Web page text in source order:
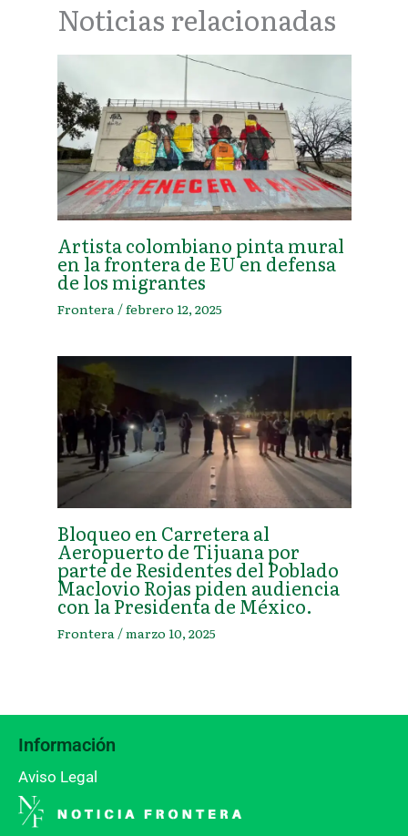
Noticias relacionadas
Artista colombiano pinta mural
en la frontera de EU en defensa
de los migrantes
Frontera/febrero 12, 2025
Bloqueo en Carretera al
Aeropuerto de Tijuana por
parte de Residentes del Poblado
Maclovio Rojas piden audiencia
con la Presidenta de México.
Frontera/marzo 10, 2025
Información
Aviso Legal